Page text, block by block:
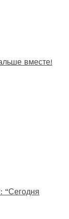
вместе!
“Сегодня